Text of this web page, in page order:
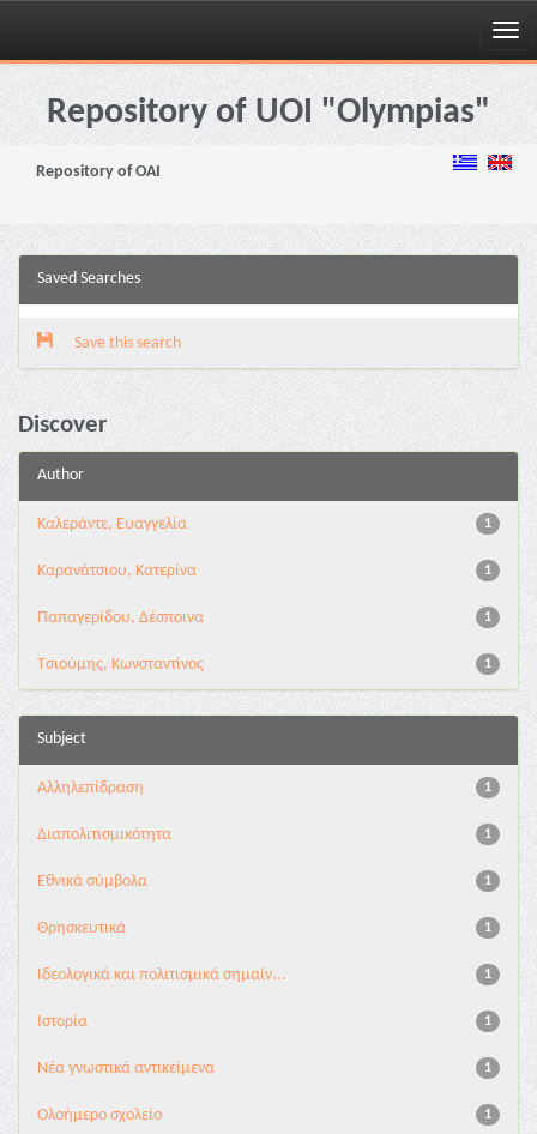
Skip
navigationRepository of UOI "Olympias"
Repository of OAI
Saved Searches
Save this search
Discover
Author
1
Καλεράντε, Ευαγγελία
1
Καρανάτσιου, Κατερίνα
1
Παπαγερίδου, Δέσποινα
1
Τσιούμης, Κωνσταντίνος
Subject
1
Αλληλεπίδραση
1
Διαπολιτισμικότητα
1
Εθνικά σύμβολα
1
Θρησκευτικά
1
Ιδεολογικά και πολιτισμικά σημαίν...
1
Ιστορία
1
Νέα γνωστικά αντικείμενα
1
Ολοήμερο σχολείο